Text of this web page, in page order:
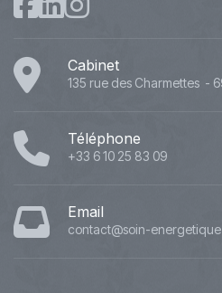
Cabinet
135 rue des Charmettes -
Téléphone
+33 6 10 25 83 09
Email
contact@soin-